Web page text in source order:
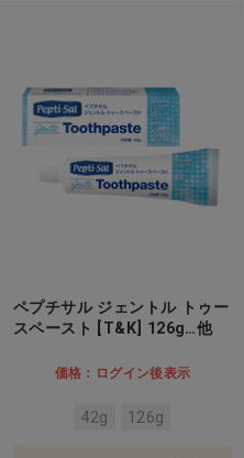
ペプチサル ジェントル トゥー
スペースト [T&K] 126g…他
価格：ログイン後表示
42g 126g